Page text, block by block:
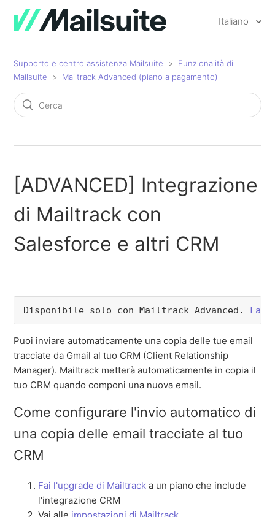
Italiano
Supporto e centro assistenza Mailsuite
Funzionalità di
Mailsuite
Mailtrack Advanced (piano a pagamento)
[ADVANCED] Integrazione
di Mailtrack con
Salesforce e altri CRM
Disponibile solo con Mailtrack Advanced. Fai
Puoi inviare automaticamente una copia delle tue email
tracciate da Gmail al tuo CRM (Client Relationship
Manager). Mailtrack metterà automaticamente in copia il
tuo CRM quando componi una nuova email.
Come configurare l'invio automatico di
una copia delle email tracciate al tuo
CRM
Fai l'upgrade di Mailtrack a un piano che include
l'integrazione CRM